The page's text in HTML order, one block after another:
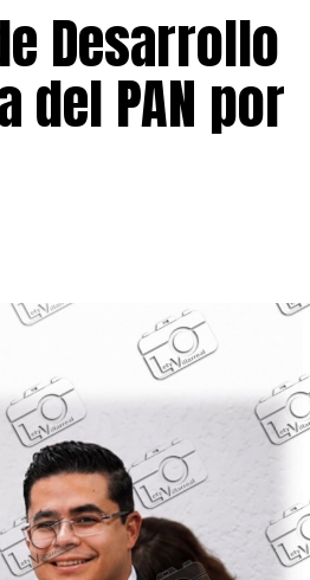
Desarrollo
PAN por